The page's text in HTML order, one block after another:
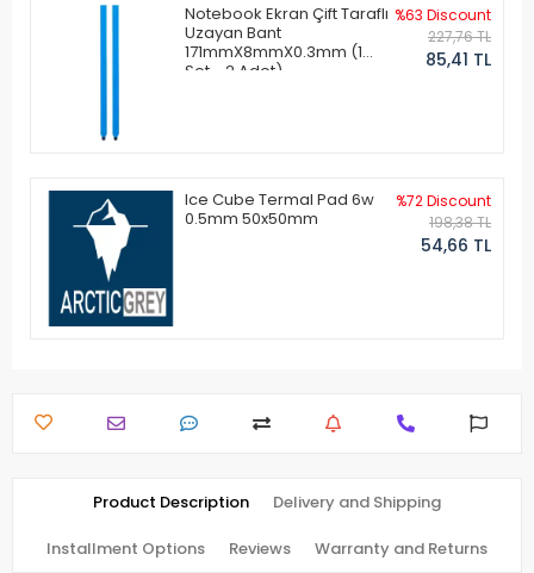
Notebook Ekran Çift Taraflı
Uzayan Bant
171mmX8mmX0.3mm (1
Set - 2 Adet)
%63 Discount
227,76 TL
85,41 TL
Ice Cube Termal Pad 6w
0.5mm 50x50mm
%72 Discount
198,38 TL
54,66 TL
Product Description Delivery and Shipping
Installment Options Reviews Warranty and Returns